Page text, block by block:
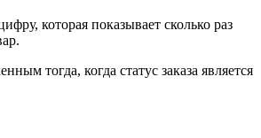
которая показывает сколько раз
тогда, когда статус заказа является